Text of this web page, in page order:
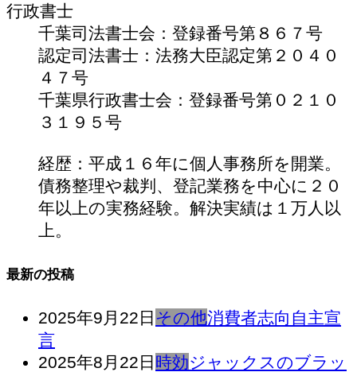
行政書士
千葉司法書士会：登録番号第８６７号
認定司法書士：法務大臣認定第２０４０
４７号
千葉県行政書士会：登録番号第０２１０
３１９５号
経歴：平成１６年に個人事務所を開業。
債務整理や裁判、登記業務を中心に２０
年以上の実務経験。解決実績は１万人以
上。
最新の投稿
2025年9月22日 その他消費者志向自主宣
言
2025年8月22日 時効ジャックスのブラッ